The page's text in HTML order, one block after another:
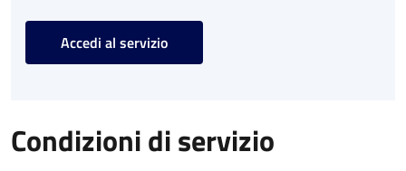
Accedi al servizio
Condizioni di servizio